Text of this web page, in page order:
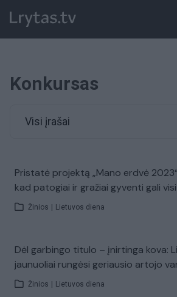
Konkursas
Visi įrašai
Pristatė projektą „Mano erdvė
kad patogiai ir gražiai gyventi gali visi
Žinios Lietuvos diena
Dėl garbingo titulo – įnirtinga kova:
jaunuoliai rungėsi geriausio artojo
Žinios Lietuvos diena